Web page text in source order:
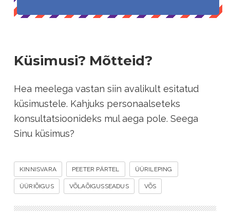
Küsimusi? Mõtteid?
Hea meelega vastan siin avalikult esitatud
küsimustele. Kahjuks personaalseteks
konsultatsioonideks mul aega pole. Seega
Sinu küsimus?
KINNISVARA PEETER PÄRTEL ÜÜRILEPING
ÜÜRIÕIGUS VÕLAÕIGUSSEADUS VÕS